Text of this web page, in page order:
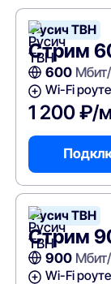
Русич ТВН
Стрим
600
Wi-Fi
1 200 ₽/
Русич ТВН
Стрим
900
Wi-Fi